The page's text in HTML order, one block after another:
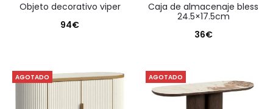
objeto decorativo viper
94€
caja de almacenaje bless
24.5×17.5cm
36€
AGOTADO AGOTADO